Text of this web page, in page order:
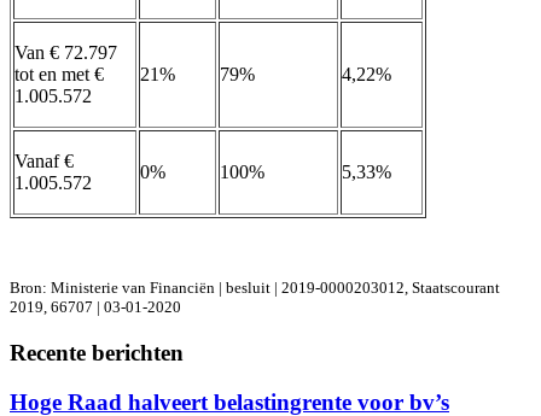
Van € 72.797
tot en met €
1.005.572
21% 79% 4,22%
Vanaf €
1.005.572
0% 100% 5,33%
Bron: Ministerie van Financiën | besluit | 2019-0000203012, Staatscourant
2019, 66707 | 03-01-2020
Recente berichten
Hoge Raad halveert belastingrente voor bv’s